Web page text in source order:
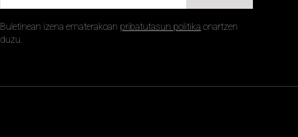
Buletinean izena ematerakoan pribatutasun politika onartzen
duzu.